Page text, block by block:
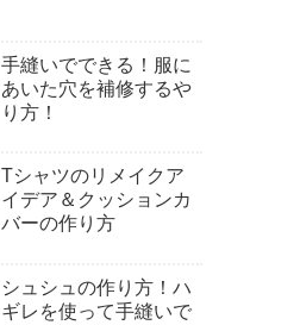
手縫いでできる！服に
あいた穴を補修するや
り方！
Tシャツのリメイクア
イデア＆クッションカ
バーの作り方
シュシュの作り方！ハ
ギレを使って手縫いで